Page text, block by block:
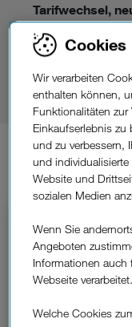
Tarifwechsel,
alle mit Internet
am besten zu
jedem unserer
Solösen
Cookies
Wir verarbeiten
enthalten können,
Funktionalitäten
Einkaufserlebnis zu
und zu verbessern,
und
Website und
sozialen Medien
Wenn Sie
Angeboten
Informationen auch
Webseite verarbeitet.
Welche Cookies